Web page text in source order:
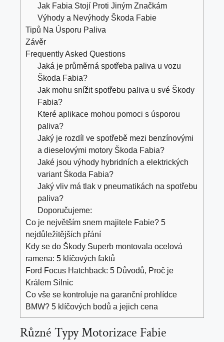
Jak Fabia Stojí Proti Jiným Značkám
Výhody a Nevýhody Škoda Fabie
Tipů Na Úsporu Paliva
Závěr
Frequently Asked Questions
Jaká je průměrná spotřeba paliva u vozu
Škoda Fabia?
Jak mohu snížit spotřebu paliva u své Škody
Fabia?
Které aplikace mohou pomoci s úsporou
paliva?
Jaký je rozdíl ve spotřebě mezi benzínovými
a dieselovými motory Škoda Fabia?
Jaké jsou výhody hybridních a elektrických
variant Škoda Fabia?
Jaký vliv má tlak v pneumatikách na spotřebu
paliva?
Doporučujeme:
Co je největším snem majitele Fabie? 5
nejdůležitějších přání
Kdy se do Škody Superb montovala ocelová
ramena: 5 klíčových faktů
Ford Focus Hatchback: 5 Důvodů, Proč je
Králem Silnic
Co vše se kontroluje na garanční prohlídce
BMW? 5 klíčových bodů a jejich cena
Různé Typy Motorizace Fabie